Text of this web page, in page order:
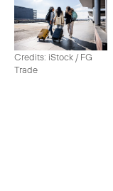
Credits: iStock / FG
Trade